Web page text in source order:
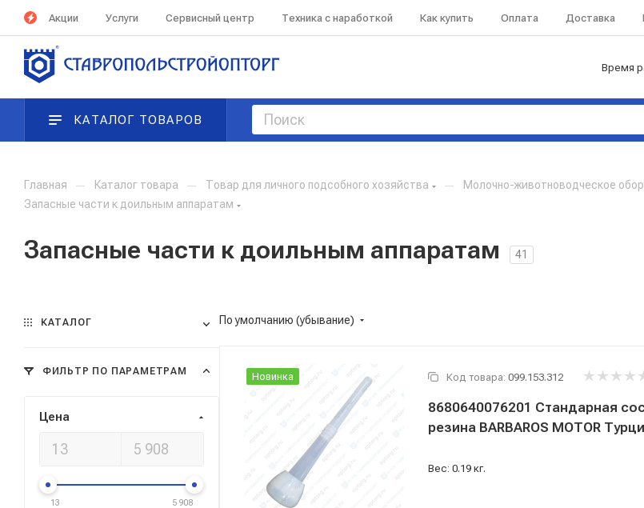
Акции Услуги Сервисный центр Техника с наработкой Как купить Оплата Доставка
Время
КАТАЛОГ ТОВАРОВ
Главная — Каталог товара — Товар для личного подсобного хозяйства — Молочно-животноводческое
Запасные части к доильным аппаратам
Запасные части к доильным аппаратам 41
По умолчанию (убывание)
Новинка Код товара: 099.153.312
8680640076201 Стандарная
резина BARBAROS MOTOR
Вес: 0.19 кг.
КАТАЛОГ
ФИЛЬТР ПО ПАРАМЕТРАМ
Цена
13 5 908